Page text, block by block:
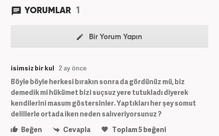
YORUMLAR 1
Bir Yorum Yapın
isimsiz bir kul 2 ay önce
Böyle böyle herkesi bırakın sonra da gördünüz mü, biz
demedik mi hükümet bizi suçsuz yere tutukladı diyerek
kendilerini masum göstersinler. Yaptıkları her şey somut
delillerle ortada iken neden salıveriyorsunuz ?
Beğen
Cevapla Toplam5beğeni